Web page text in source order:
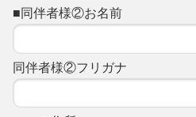
■同伴者様②お名前
同伴者様②フリガナ